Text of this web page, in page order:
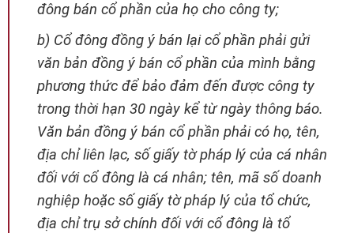
đông bán cổ phần của họ cho công ty;
b) Cổ đông đồng ý bán lại cổ phần phải gửi
văn bản đồng ý bán cổ phần của mình bằng
phương thức để bảo đảm đến được công ty
trong thời hạn 30 ngày kể từ ngày thông báo.
Văn bản đồng ý bán cổ phần phải có họ, tên,
địa chỉ liên lạc, số giấy tờ pháp lý của cá nhân
đối với cổ đông là cá nhân; tên, mã số doanh
nghiệp hoặc số giấy tờ pháp lý của tổ chức,
địa chỉ trụ sở chính đối với cổ đông là tổ